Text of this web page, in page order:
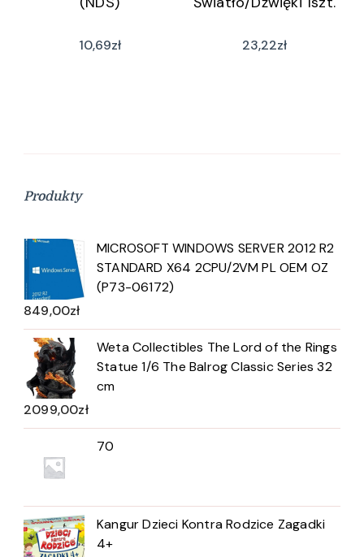
10,69zł 23,22zł
Produkty
MICROSOFT WINDOWS SERVER 2012 R2
STANDARD X64 2CPU/2VM PL OEM OZ
(P73-06172)
849,00zł
Weta Collectibles The Lord of the Rings
Statue 1/6 The Balrog Classic Series 32
cm
2099,00zł
70
Kangur Dzieci Kontra Rodzice Zagadki
4+